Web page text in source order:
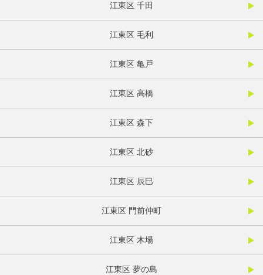
江東区 千田
江東区 毛利
江東区 亀戸
江東区 高橋
江東区 森下
江東区 北砂
江東区 辰巳
江東区 門前仲町
江東区 木場
江東区 夢の島